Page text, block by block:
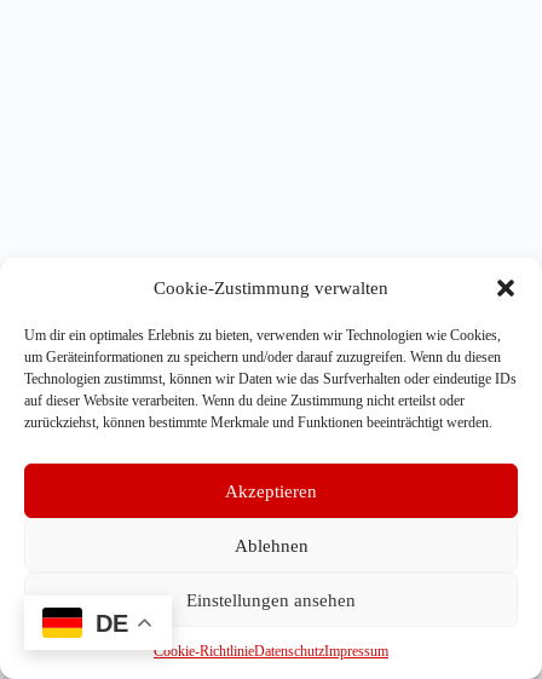
Cookie-Zustimmung verwalten
Um dir ein optimales Erlebnis zu bieten, verwenden wir Technologien wie Cookies,
um Geräteinformationen zu speichern und/oder darauf zuzugreifen. Wenn du diesen
Technologien zustimmst, können wir Daten wie das Surfverhalten oder eindeutige IDs
auf dieser Website verarbeiten. Wenn du deine Zustimmung nicht erteilst oder
zurückziehst, können bestimmte Merkmale und Funktionen beeinträchtigt werden.
Akzeptieren
Ablehnen
Einstellungen ansehen
Cookie-RichtlinieDatenschutzImpressum
Copyright © 2026 Redemptorist Volunteer Ministries ●
DE